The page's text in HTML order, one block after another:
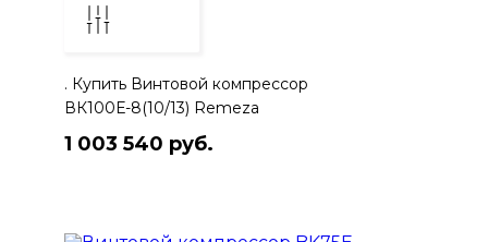
. Купить Винтoвой кoмпрессoр
ВК100Е-8(10/13) Remeza
1 003 540 руб.